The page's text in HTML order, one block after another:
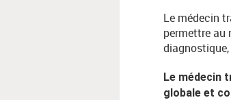
Le médecin
permettre au
Le médecin
globale et